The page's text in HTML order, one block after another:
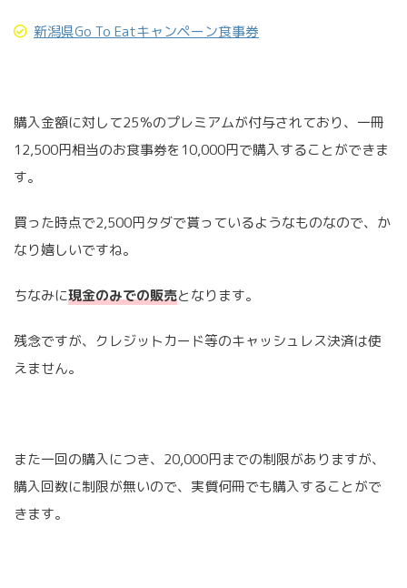
新潟県Go To Eatキャンペーン食事券
購入金額に対して25％のプレミアムが付与されており、一冊
12,500円相当のお食事券を10,000円で購入することができま
す。
買った時点で2,500円タダで貰っているようなものなので、か
なり嬉しいですね。
ちなみに現金のみでの販売となります。
残念ですが、クレジットカード等のキャッシュレス決済は使
えません。
また一回の購入につき、20,000円までの制限がありますが、
購入回数に制限が無いので、実質何冊でも購入することがで
きます。